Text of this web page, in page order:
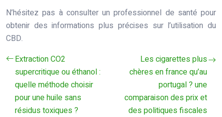
N’hésitez pas à consulter un professionnel de santé pour
obtenir des informations plus précises sur l’utilisation du
CBD.
Extraction CO2
supercritique ou éthanol :
quelle méthode choisir
pour une huile sans
résidus toxiques ?
Les cigarettes plus
chères en france qu’au
portugal ? une
comparaison des prix et
des politiques fiscales